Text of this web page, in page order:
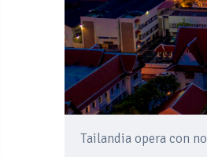
Tailandia opera con